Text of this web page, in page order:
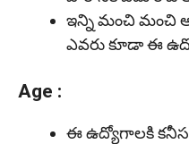
ఇన్ని మంచి మంచి
ఎవరు కూడా ఈ
Age :
ఈ ఉద్యోగాలకి